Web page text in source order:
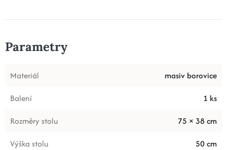
Parametry
Materiál
masiv borovice
Balení
1 ks
Rozměry stolu
75 × 38 cm
Výška stolu
50 cm